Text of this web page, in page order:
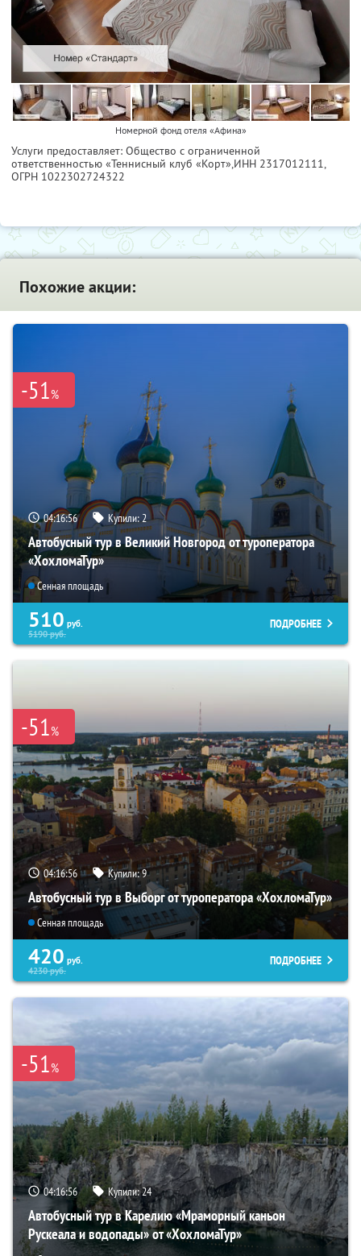
Номерной фонд отеля «Афина»
Услуги предоставляет: Общество с ограниченной
ответственностью «Теннисный клуб «Корт»,ИНН 2317012111,
ОГРН 1022302724322
Похожие акции:
-51%
04:16:55 Купили:2
Автобусный тур в Великий Новгород от туроператора
«ХохломаТур»
Сенная площадь
510 руб.
5190руб.
ПОДРОБНЕЕ
-51%
04:16:55 Купили:9
Автобусный тур в Выборг от туроператора «ХохломаТур»
Сенная площадь
420 руб.
4230руб.
ПОДРОБНЕЕ
-51%
04:16:55 Купили:24
Автобусный тур в Карелию «Мраморный каньон
Рускеала и водопады» от «ХохломаТур»